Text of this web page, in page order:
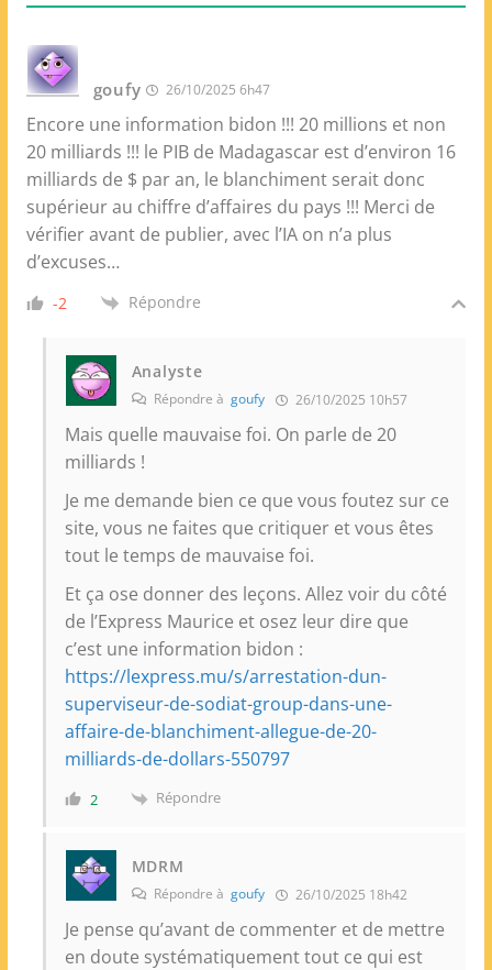
goufy 26/10/2025 6h47
Encore une information bidon !!! 20 millions et non
20 milliards !!! le PIB de Madagascar est d’environ 16
milliards de $ par an, le blanchiment serait donc
supérieur au chiffre d’affaires du pays !!! Merci de
vérifier avant de publier, avec l’IA on n’a plus
d’excuses…
-2 Répondre
Analyste
Répondre à goufy 26/10/2025 10h57
Mais quelle mauvaise foi. On parle de 20
milliards !
Je me demande bien ce que vous foutez sur ce
site, vous ne faites que critiquer et vous êtes
tout le temps de mauvaise foi.
Et ça ose donner des leçons. Allez voir du côté
de l’Express Maurice et osez leur dire que
c’est une information bidon :
https://lexpress.mu/s/arrestation-dun-
superviseur-de-sodiat-group-dans-une-
affaire-de-blanchiment-allegue-de-20-
milliards-de-dollars-550797
2 Répondre
MDRM
Répondre à goufy 26/10/2025 18h42
Je pense qu’avant de commenter et de mettre
en doute systématiquement tout ce qui est